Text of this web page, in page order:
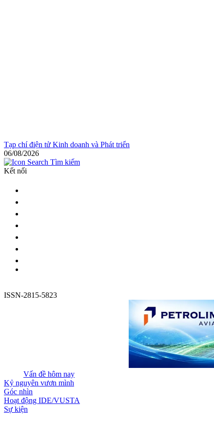
Tạp chí điện tử Kinh doanh và Phát triển
06/08/2026
Tìm kiếm
Kết nối
ISSN-2815-5823
Vấn đề hôm nay
Kỷ nguyên vươn mình
Góc nhìn
Hoạt động IDE/VUSTA
Sự kiện